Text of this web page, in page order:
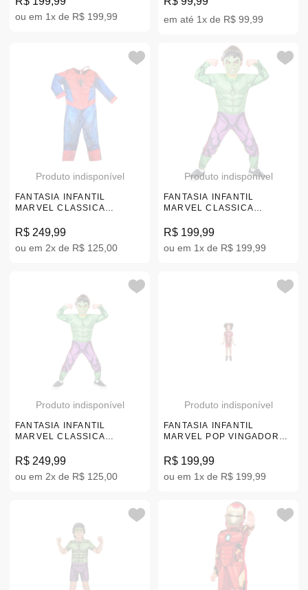
ou em 1x de R$ 199,99 em até 1x de R$ 99,99
Produto indisponível
FANTASIA INFANTIL
MARVEL CLASSICA
ARANHA M |107943.3
R$ 249,99
ou em 2x de R$ 125,00
Produto indisponível
FANTASIA INFANTIL
MARVEL CLASSICA
|110356.3
R$ 199,99
ou em 1x de R$ 199,99
Produto indisponível
FANTASIA INFANTIL
MARVEL CLASSICA
|110357.1
R$ 249,99
ou em 2x de R$ 125,00
Produto indisponível
FANTASIA INFANTIL
MARVEL POP VINGADORES
|116556.9
R$ 199,99
ou em 1x de R$ 199,99